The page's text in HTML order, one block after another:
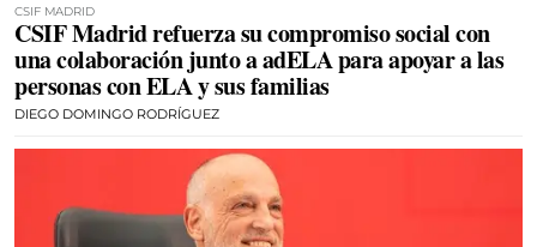
CSIF MADRID
CSIF Madrid refuerza su compromiso social con
una colaboración junto a adELA para apoyar a las
personas con ELA y sus familias
DIEGO DOMINGO RODRÍGUEZ